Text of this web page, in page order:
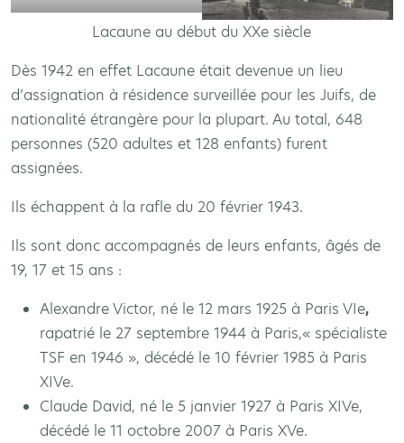
Lacaune au début du XXe siècle
Dès 1942 en effet Lacaune était devenue un lieu
d’assignation à résidence surveillée pour les Juifs, de
nationalité étrangère pour la plupart. Au total, 648
personnes (520 adultes et 128 enfants) furent
assignées.
Ils échappent à la rafle du 20 février 1943.
Ils sont donc accompagnés de leurs enfants, âgés de
19, 17 et 15 ans :
Alexandre Victor, né le 12 mars 1925 à Paris VIe,
rapatrié le 27 septembre 1944 à Paris,« spécialiste
TSF en 1946 », décédé le 10 février 1985 à Paris
XIVe.
Claude David, né le 5 janvier 1927 à Paris XIVe,
décédé le 11 octobre 2007 à Paris XVe.